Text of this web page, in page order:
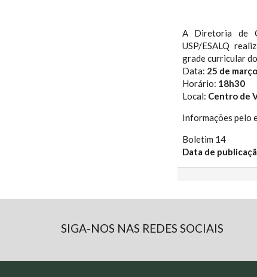
A Diretoria de
USP/ESALQ
grade curricular
Data: 25 de
Horário: 18h30
Local: Centro de
Informações pelo
Boletim 14
Data de
SIGA-NOS NAS REDES SOCIAIS